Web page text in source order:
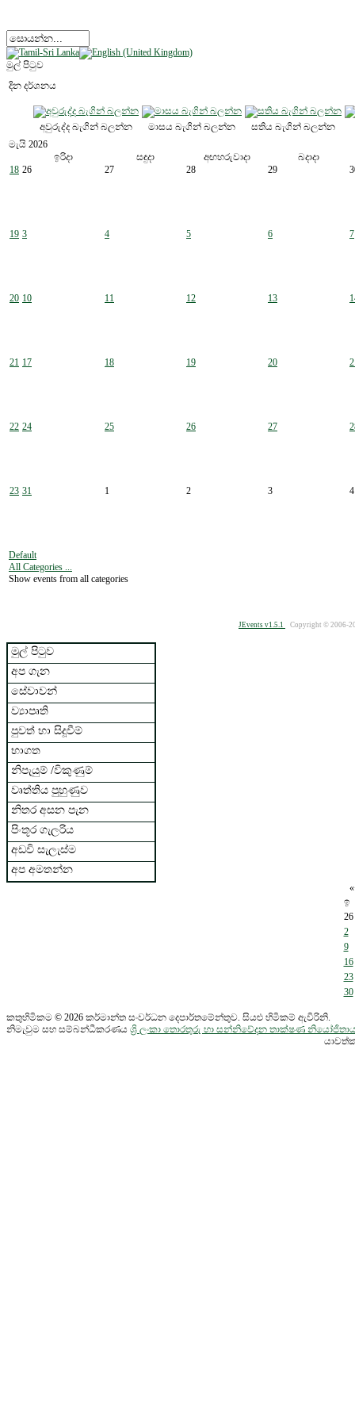
මුල් පිටුව
දින දර්ශනය
අවුරුද්ද බැගින් බලන්න මාසය බැගින් බලන්න
සතිය බැගින් බලන්න
මැයි 2026
ඉරිදා
සඳුදා අඟහරුවාදා
බදාදා
18 26 27 28 29
19 3 4 5 6 7
20 10 11 12 13
21 17 18 19 20
22 24 25 26 27
23 31 1 2 3 4
Default
All Categories ...
Show events from all categories
JEvents v1.5.1 Copyright © 2006-
මුල් පිටුව
අප ගැන
සේවාවන්
ව්‍යාපෘති
පුවත් හා සිදූවීම්
භාගත
නිපැයුම් /විකුණුම්
වෘත්තිය පුහුණුව
නිතර අසන පැන
පිංතූර ගැලරිය
අඩවි සැලැස්ම
අප අමතන්න
«
ඉ
26
2
9
16
23
30
කතුහිමිකම © 2026 කර්මාන්ත සංවර්ධන දෙපාර්තමේන්තුව. සියළු හිමිකම් ඇවිරිනි.
නිමැවුම සහ සම්බන්ධීකරණය ශ්‍රි ලංකා තොරතුරු හා සන්නිවේදන තාක්ෂණ